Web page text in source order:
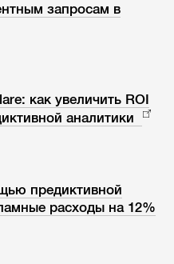
запросам в
как увеличить ROI
аналитики
предиктивной
расходы на 12%